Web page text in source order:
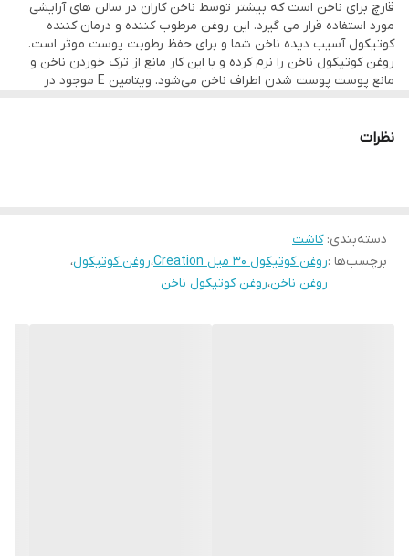
قارچ برای ناخن است که بیشتر توسط ناخن کاران در سالن های آرایشی
مورد استفاده قرار می گیرد. این روغن مرطوب کننده و درمان کننده
کوتیکول آسیب دیده ناخن شما و برای حفظ رطوبت پوست موثر است.
روغن کوتیکول ناخن را نرم کرده و با این کار مانع از ترک خوردن ناخن و
مانع پوست پوست شدن اطراف ناخن می‌شود. ویتامین E موجود در
نظرات
دسته‌بندی:کاشت
برچسب‌ها :روغن کوتیکول 30 میل Creation ،روغن کوتیکول،
روغن ناخن،روغن کوتیکول ناخن